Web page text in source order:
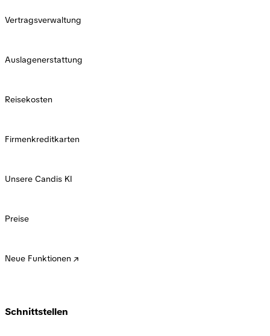
Vertragsverwaltung
Auslagenerstattung
Reisekosten
Firmenkreditkarten
Unsere Candis KI
Preise
Neue Funktionen
Schnittstellen